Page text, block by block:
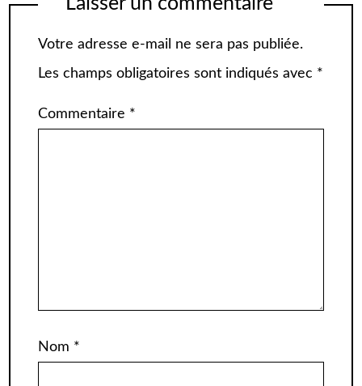
Votre adresse e-mail ne sera pas publiée.
Les champs obligatoires sont indiqués avec *
Commentaire *
Nom *